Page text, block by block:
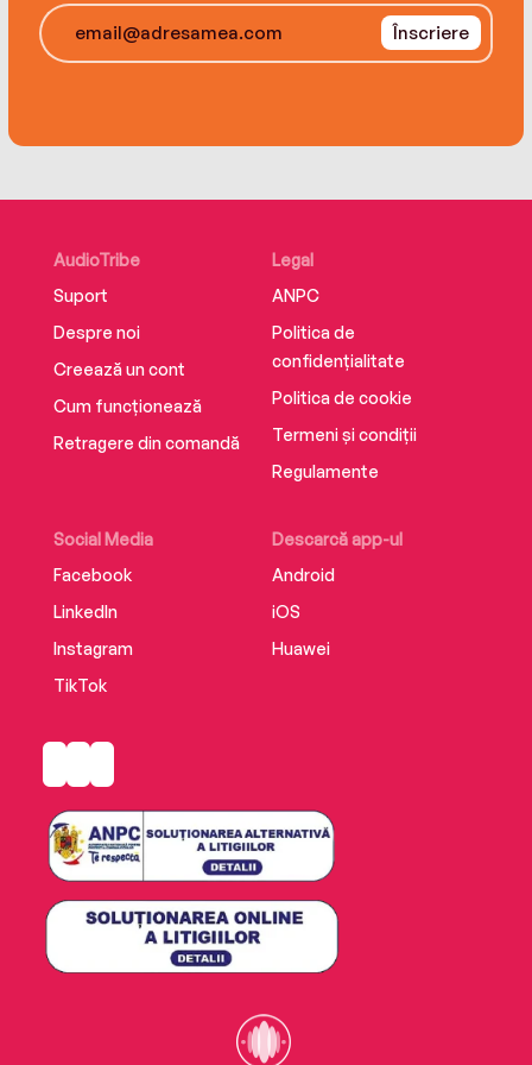
Înscriere
AudioTribe
Suport
Despre noi
Creează un cont
Cum funcționează
Retragere din comandă
Social Media
Facebook
LinkedIn
Instagram
TikTok
Descarcă app-ul
Android
iOS
Huawei
Legal
ANPC
Politica de
confidențialitate
Politica de cookie
Termeni și condiții
Regulamente